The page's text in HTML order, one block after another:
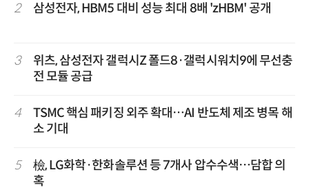
2 삼성전자, HBM5 대비 성능 최대 8배 'zHBM' 공개
3
위츠, 삼성전자 갤럭시Z 폴드8·갤럭시워치9에 무선충
전 모듈 공급
4
TSMC 핵심 패키징 외주 확대…AI 반도체 제조 병목 해
소 기대
5
檢, LG화학·한화솔루션 등 7개사 압수수색…담합 의
혹